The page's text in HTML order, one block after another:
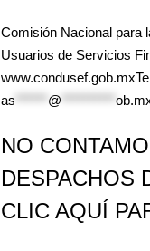
Comisión Nacional para
Usuarios de Servicios
as
@
NO
DESPACHOS
CLIC AQUÍ